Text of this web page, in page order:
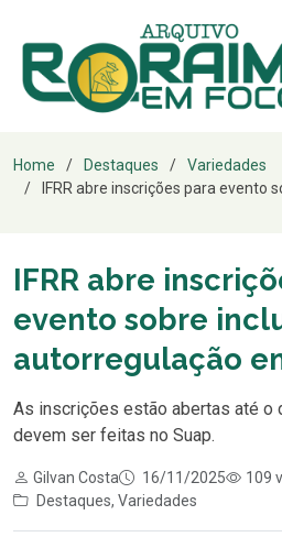
Home Destaques
Variedades
IFRR abre inscrições para evento
IFRR abre
evento sobre
autorregulação
As inscrições estão abertas até o
devem ser feitas no Suap.
Gilvan Costa 16/11/2025
109
Destaques, Variedades